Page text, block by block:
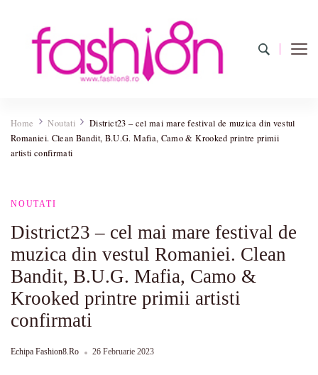
poze cu modele de manichiuri!
Home Noutati
District23 – cel mai mare festival de muzica din vestul
Romaniei. Clean Bandit, B.U.G. Mafia, Camo & Krooked printre primii
artisti confirmati
NOUTATI
District23 – cel mai mare festival de
muzica din vestul Romaniei. Clean
Bandit, B.U.G. Mafia, Camo &
Krooked printre primii artisti
confirmati
Echipa Fashion8.ro 26 Februarie 2023